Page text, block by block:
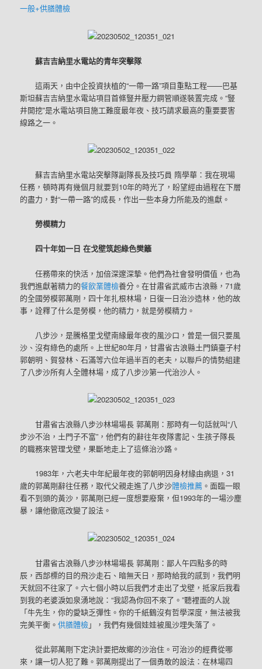
一般+供膳體檢
蘇吉吉納里水電站的青年突擊隊
這兩天，由中企投資扶植的“一帶一路”項目重點工程——巴基
斯坦蘇吉吉納里水電站項目首條豎井壓力鋼管順遂裝置完成。“豎
井開挖”是水電站項目施工難度最年夜、技巧請求最高的重要要害
線路之一。
蘇吉吉納里水電站突擊隊副隊長及技巧員 隋學華：我在現場
任務，頓時再有幾個月就要到10年的時光了，盼望經由過程在下層
的盡力，對“一帶一路”的成長，作出一些本身力所能及的進獻。
勞模精力
四十年如一日 在戈壁筑起綠色樊籬
任務帶來的快活，加倍深邃深摯。他們為社會發明價值，也為
我們進獻著精力的餐飲業體檢養分。在甘肅省武威市古浪縣，71歲
的全國勞模郭萬剛，四十年扎根林場，日復一日治沙造林，他的故
事，詮釋了什么是勞模，他的精力，就是勞模精力。
八步沙，是騰格里戈壁南緣最年夜的風沙口，曾是一個只要風
沙、沒有綠色的處所。上世紀80年月，甘肅省古浪縣土門鎮臺子村
郭朝明、賀發林、石滿等六位年過半百的老夫，以聯戶的情勢組建
了八步沙所有人全體林場，成了八步沙第一代治沙人。
甘肅省古浪縣八步沙林場場長 郭萬剛：那時有一句話就叫“八
步沙不治，土門子不富”，他們有的辭往年夜隊書記、生孩子隊長
的職務來管理戈壁，果斷地走上了這條治沙路。
1983年，六老夫中年紀最年夜的郭朝明因身材緣由病退，31
歲的郭萬剛辭往任務，取代父親走進了八步沙體檢推薦 。面臨一眼
看不到頭的黃沙，郭萬剛已經一度想要廢棄，但1993年的一場沙塵
暴，讓他徹底改變了設法。
甘肅省古浪縣八步沙林場場長 郭萬剛：鄙人午四點多的時
辰，西部標的目的飛沙走石、暗無天日，那時給我的感到，我們明
天就回不往家了。六七個小時以后我們才走出了戈壁，抵家后我看
到我的老婆淚如泉湧地說：“我認為你回不來了。”聽裡面的人說
「牛先生，你的愛缺乏彈性。你的千紙鶴沒有哲學深度，無法被我
完美平衡。供膳體檢」，我們有幾個娃娃被風沙埋失落了。
從此郭萬剛下定決計要把故鄉的沙治住。可治沙的經費從哪
來，讓一切人犯了難。郭萬剛提出了一個勇敢的設法：在林場四